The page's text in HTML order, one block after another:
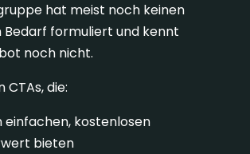
hat meist noch keinen
formuliert und kennt
noch nicht.
CTAs, die:
einfachen, kostenlosen
bieten